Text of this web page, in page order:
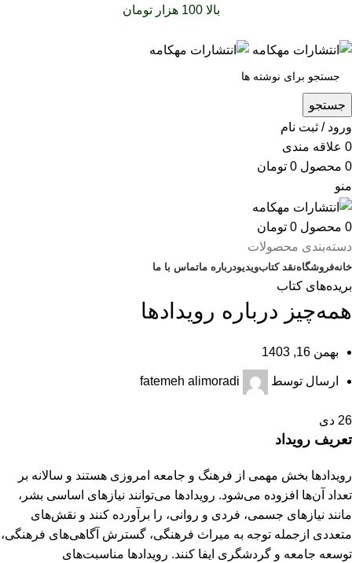
بالا 100 هزار تومان
جستجو
ورود / ثبت نام
0 علاقه مندی
0 محصول 0 تومان
منو
0 محصول 0 تومان
دسته‌بندی محصولات
خانهفروشگاهنقد کتابویدیودرباره‌ ماتماس با ما
بریده‌های کتاب
همه‌چیز درباره رویدادها
بهمن 16, 1403
ارسال توسط fatemeh alimoradi
26 دی
تعریف رویداد
رویدادها بخش مهمی از فرهنگ و جامعه امروزی هستند و سالانه بر
تعداد آن‌ها افزوده می‌شود. رویدادها می‌توانند نیازهای اساسی بشر،
مانند نیازهای جسمی، فردی و روانی، را برآورده کنند و نقش‌های
متعددی ازجمله توجه به میراث فرهنگی، گسترش آگاهی‌های فرهنگی،
توسعه جامعه و گردشگری ایفا کنند. رویدادها مناسبت‌های